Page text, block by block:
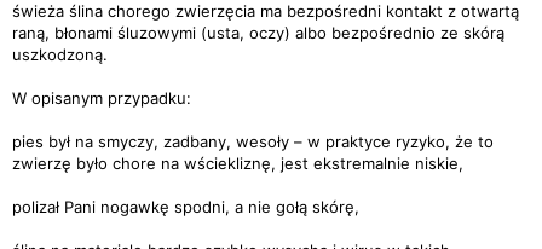
świeża ślina chorego zwierzęcia ma bezpośredni kontakt z otwartą
raną, błonami śluzowymi (usta, oczy) albo bezpośrednio ze skórą
uszkodzoną.
W opisanym przypadku:
pies był na smyczy, zadbany, wesoły – w praktyce ryzyko, że to
zwierzę było chore na wściekliznę, jest ekstremalnie niskie,
polizał Pani nogawkę spodni, a nie gołą skórę,